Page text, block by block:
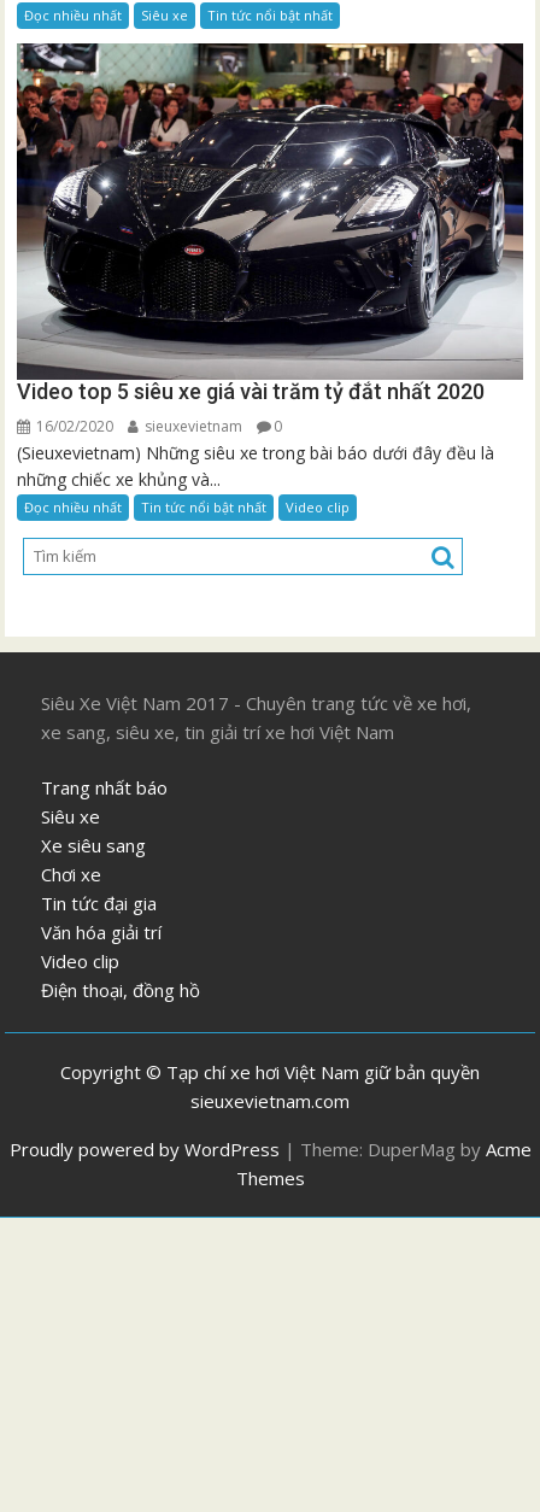
Đọc nhiều nhất Siêu xe Tin tức nổi bật nhất
Video top 5 siêu xe giá vài trăm tỷ đắt nhất 2020
16/02/2020 sieuxevietnam 0
(Sieuxevietnam) Những siêu xe trong bài báo dưới đây đều là
những chiếc xe khủng và...
Đọc nhiều nhất Tin tức nổi bật nhất Video clip
Siêu Xe Việt Nam 2017 - Chuyên trang tức về xe hơi,
xe sang, siêu xe, tin giải trí xe hơi Việt Nam
Trang nhất báo
Siêu xe
Xe siêu sang
Chơi xe
Tin tức đại gia
Văn hóa giải trí
Video clip
Điện thoại, đồng hồ
Copyright © Tạp chí xe hơi Việt Nam giữ bản quyền
sieuxevietnam.com
Proudly powered by WordPress | Theme: DuperMag by Acme
Themes